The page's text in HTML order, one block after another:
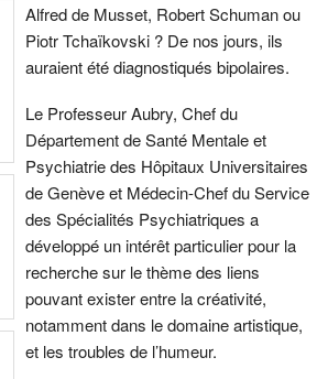
Alfred de Musset, Robert Schuman ou
Piotr Tchaïkovski ? De nos jours, ils
auraient été diagnostiqués bipolaires.
Le Professeur Aubry, Chef du
Département de Santé Mentale et
Psychiatrie des Hôpitaux Universitaires
de Genève et Médecin-Chef du Service
des Spécialités Psychiatriques a
développé un intérêt particulier pour la
recherche sur le thème des liens
pouvant exister entre la créativité,
notamment dans le domaine artistique,
et les troubles de l’humeur.